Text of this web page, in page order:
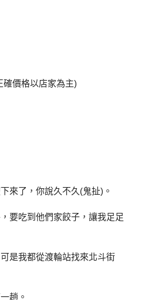
確價格以店家為主)
來了，你說久不久(鬼扯)。
要吃到他們家餃子，讓我足足
是我都從渡輪站找來北斗街
趟。